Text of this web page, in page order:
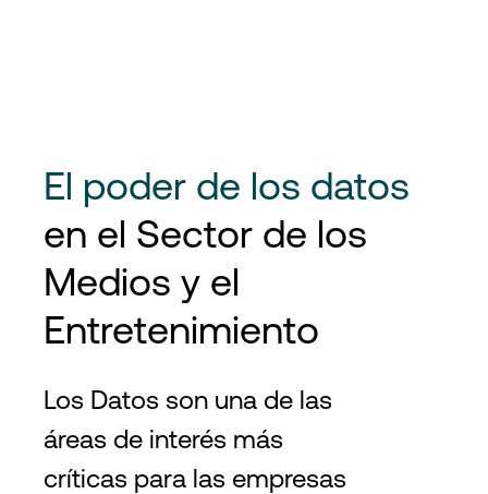
El poder de los datos
en el Sector de los
Medios y el
Entretenimiento
Los Datos son una de las
áreas de interés más
críticas para las empresas